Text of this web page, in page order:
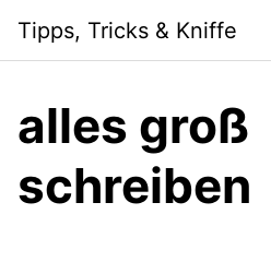
content
Tipps, Tricks & Kniffe
alles groß
schreiben